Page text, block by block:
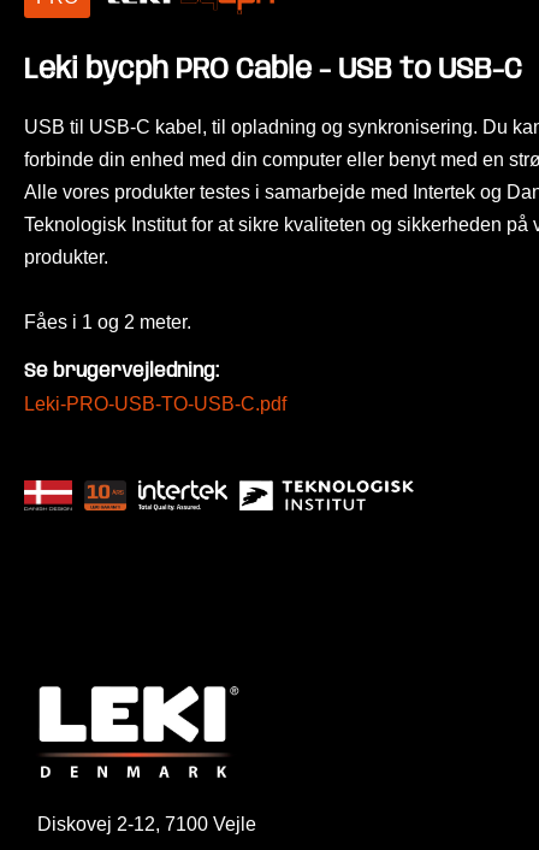
Leki bycph PRO Cable - USB to USB-C
USB til USB-C kabel, til opladning og synkronisering. Du
forbinde din enhed med din computer eller benyt med en
Alle vores produkter testes i samarbejde med Intertek og
Teknologisk Institut for at sikre kvaliteten og sikkerheden på
produkter.
Fåes i 1 og 2 meter.
Se brugervejledning:
Leki-PRO-USB-TO-USB-C.pdf
Diskovej 2-12, 7100 Vejle